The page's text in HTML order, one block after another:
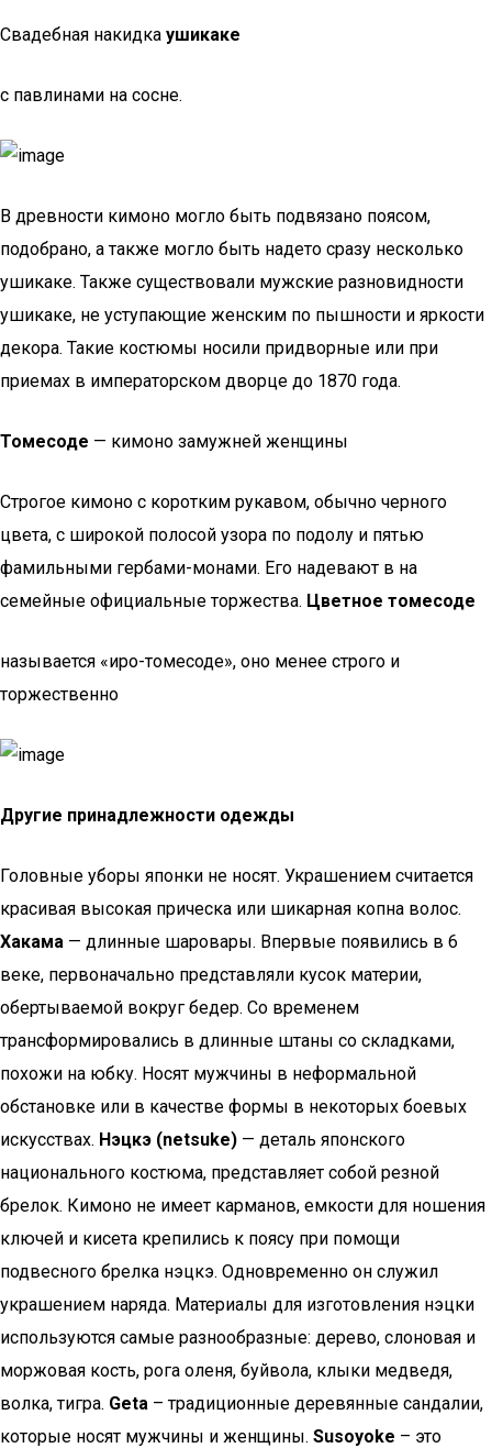
Свадебная накидка ушикаке
с павлинами на сосне.
В древности кимоно могло быть подвязано поясом,
подобрано, а также могло быть надето сразу несколько
ушикаке. Также существовали мужские разновидности
ушикаке, не уступающие женским по пышности и яркости
декора. Такие костюмы носили придворные или при
приемах в императорском дворце до 1870 года.
Томесоде — кимоно замужней женщины
Строгое кимоно с коротким рукавом, обычно черного
цвета, с широкой полосой узора по подолу и пятью
фамильными гербами-монами. Его надевают в на
семейные официальные торжества. Цветное томесоде
называется «иро-томесоде», оно менее строго и
торжественно
Другие принадлежности одежды
Головные уборы японки не носят. Украшением считается
красивая высокая прическа или шикарная копна волос.
Хакама — длинные шаровары. Впервые появились в 6
веке, первоначально представляли кусок материи,
обертываемой вокруг бедер. Со временем
трансформировались в длинные штаны со складками,
похожи на юбку. Носят мужчины в неформальной
обстановке или в качестве формы в некоторых боевых
искусствах. Нэцкэ (netsuke) — деталь японского
национального костюма, представляет собой резной
брелок. Кимоно не имеет карманов, емкости для ношения
ключей и кисета крепились к поясу при помощи
подвесного брелка нэцкэ. Одновременно он служил
украшением наряда. Материалы для изготовления нэцки
используются самые разнообразные: дерево, слоновая и
моржовая кость, рога оленя, буйвола, клыки медведя,
волка, тигра. Geta – традиционные деревянные сандалии,
которые носят мужчины и женщины. Susoyoke – это